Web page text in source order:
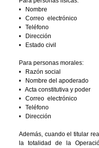
• Nombre
• Correo electrónico
• Teléfono
• Dirección
•
Estado civil
Para personas morales:
• Razón social
• Nombre del apoderado
• Acta constitutiva y poder
• Correo electrónico
• Teléfono
• Dirección
Además, cuando el titular
la totalidad de la